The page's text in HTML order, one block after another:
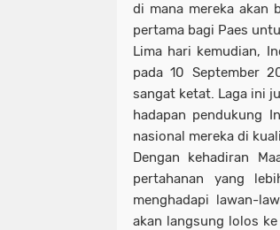
di mana mereka akan
pertama bagi Paes
Lima hari kemudian,
pada 10 September
sangat ketat. Laga ini
hadapan pendukung
nasional mereka di
Dengan kehadiran
pertahanan yang
menghadapi lawan-
akan langsung lolos